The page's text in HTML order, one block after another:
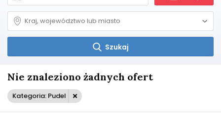
Szukaj
Nie znaleziono żadnych ofert
Kategoria: Pudel